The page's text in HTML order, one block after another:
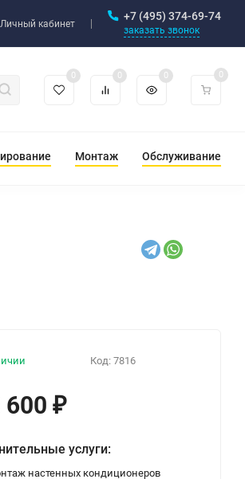
Личный кабинет
+7 (495) 374-69-74
заказать звонок
0 0 0 0
Монтаж Обслуживание
Код: 7816
600 ₽
услуги:
настенных кондиционеров